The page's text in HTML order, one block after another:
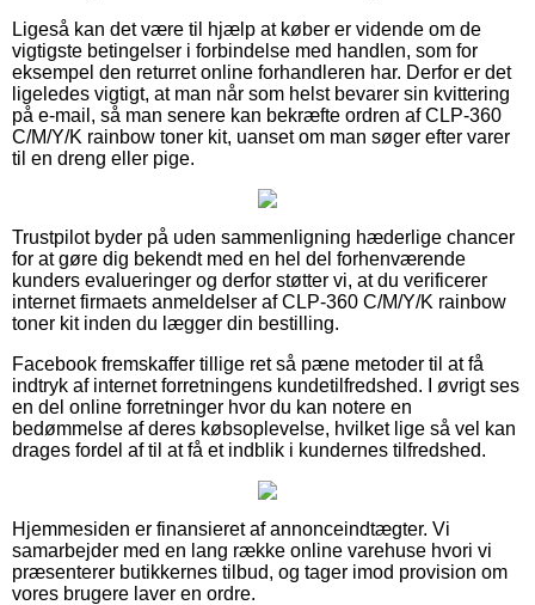
Ligeså kan det være til hjælp at køber er vidende om de
vigtigste betingelser i forbindelse med handlen, som for
eksempel den returret online forhandleren har. Derfor er det
ligeledes vigtigt, at man når som helst bevarer sin kvittering
på e-mail, så man senere kan bekræfte ordren af CLP-360
C/M/Y/K rainbow toner kit, uanset om man søger efter varer
til en dreng eller pige.
Trustpilot byder på uden sammenligning hæderlige chancer
for at gøre dig bekendt med en hel del forhenværende
kunders evalueringer og derfor støtter vi, at du verificerer
internet firmaets anmeldelser af CLP-360 C/M/Y/K rainbow
toner kit inden du lægger din bestilling.
Facebook fremskaffer tillige ret så pæne metoder til at få
indtryk af internet forretningens kundetilfredshed. I øvrigt ses
en del online forretninger hvor du kan notere en
bedømmelse af deres købsoplevelse, hvilket lige så vel kan
drages fordel af til at få et indblik i kundernes tilfredshed.
Hjemmesiden er finansieret af annonceindtægter. Vi
samarbejder med en lang række online varehuse hvori vi
præsenterer butikkernes tilbud, og tager imod provision om
vores brugere laver en ordre.